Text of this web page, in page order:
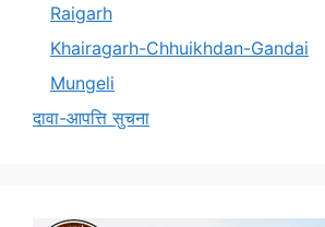
Raigarh
Khairagarh-Chhuikhdan-Gandai
Mungeli
दावा-आपत्ति सुचना